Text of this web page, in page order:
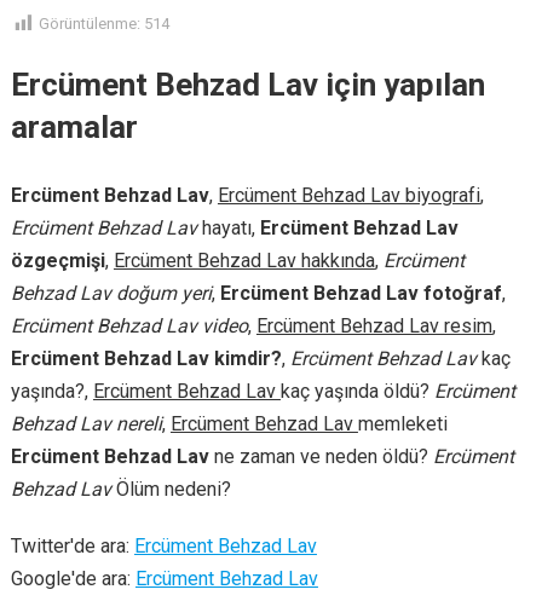
Görüntülenme: 514
Ercüment Behzad Lav için yapılan
aramalar
Ercüment Behzad Lav, Ercüment Behzad Lav biyografi,
Ercüment Behzad Lavhayatı, Ercüment Behzad Lav
özgeçmişi, Ercüment Behzad Lav hakkında, Ercüment
Behzad Lav doğum yeri, Ercüment Behzad Lav fotoğraf,
Ercüment Behzad Lav video, Ercüment Behzad Lav resim,
Ercüment Behzad Lav kimdir?, Ercüment Behzad Lavkaç
yaşında?, Ercüment Behzad Lav kaç yaşında öldü? Ercüment
Behzad Lav nereli, Ercüment Behzad Lav memleketi
Ercüment Behzad Lavne zaman ve neden öldü? Ercüment
Behzad LavÖlüm nedeni?
Twitter'de ara: Ercüment Behzad Lav
Google'de ara: Ercüment Behzad Lav